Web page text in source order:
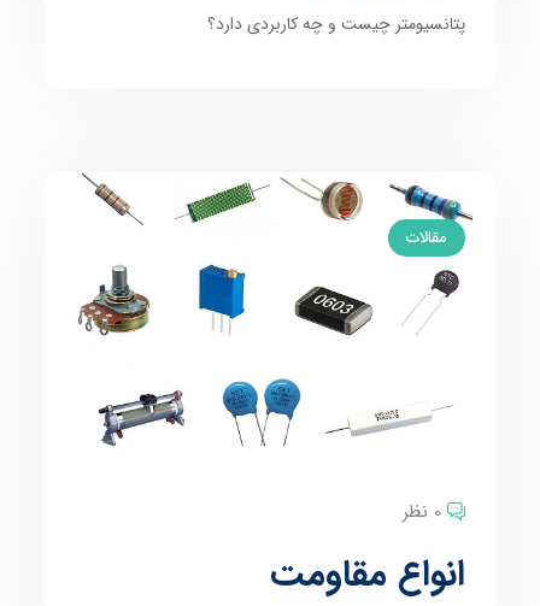
پتانسیومتر چیست و چه کاربردی دارد؟
مقالات
0 نظر
انواع مقاومت